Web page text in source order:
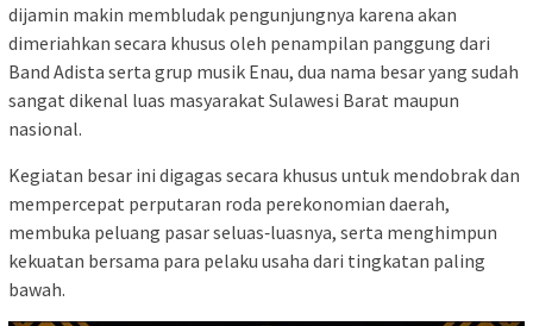
dijamin makin membludak pengunjungnya karena akan
dimeriahkan secara khusus oleh penampilan panggung dari
Band Adista serta grup musik Enau, dua nama besar yang sudah
sangat dikenal luas masyarakat Sulawesi Barat maupun
nasional.
Kegiatan besar ini digagas secara khusus untuk mendobrak dan
mempercepat perputaran roda perekonomian daerah,
membuka peluang pasar seluas‑luasnya, serta menghimpun
kekuatan bersama para pelaku usaha dari tingkatan paling
bawah.